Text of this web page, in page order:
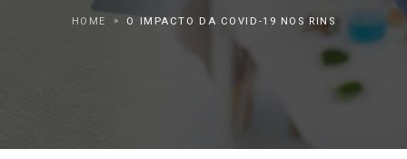
HOME O IMPACTO DA COVID-19 NOS RINS